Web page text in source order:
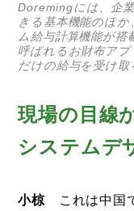
Doremingには、企
きる基本機能のほ
ム給与計算機能が搭
呼ばれるお財布ア
だけの給与を受け
現場の目線
システムデ
小椋 これは中国